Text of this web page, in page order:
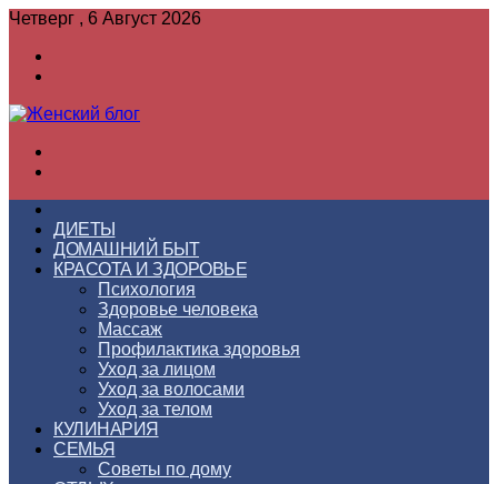
Четверг , 6 Август 2026
ДИЕТЫ
ДОМАШНИЙ БЫТ
КРАСОТА И ЗДОРОВЬЕ
Психология
Здоровье человека
Массаж
Профилактика здоровья
Уход за лицом
Уход за волосами
Уход за телом
КУЛИНАРИЯ
СЕМЬЯ
Советы по дому